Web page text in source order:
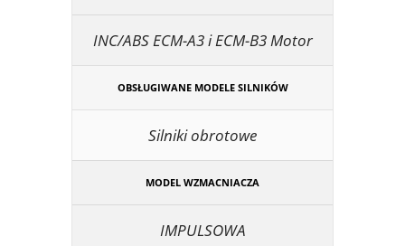
INC/ABS ECM-A3 i ECM-B3 Motor
OBSŁUGIWANE MODELE SILNIKÓW
Silniki obrotowe
MODEL WZMACNIACZA
IMPULSOWA